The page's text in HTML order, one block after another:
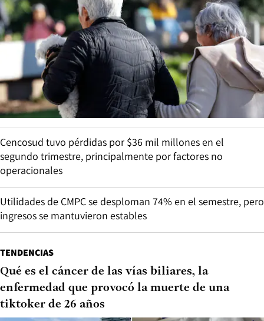
Cencosud tuvo pérdidas por $36 mil millones en el
segundo trimestre, principalmente por factores no
operacionales
Utilidades de CMPC se desploman 74% en el semestre, pero
ingresos se mantuvieron estables
TENDENCIAS
Qué es el cáncer de las vías biliares, la
enfermedad que provocó la muerte de una
tiktoker de 26 años